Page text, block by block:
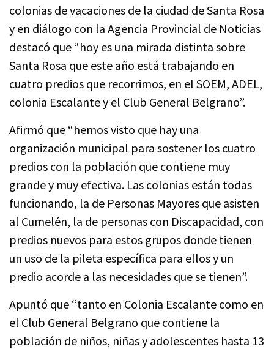
colonias de vacaciones de la ciudad de Santa Rosa
y en diálogo con la Agencia Provincial de Noticias
destacó que “hoy es una mirada distinta sobre
Santa Rosa que este año está trabajando en
cuatro predios que recorrimos, en el SOEM, ADEL,
colonia Escalante y el Club General Belgrano”.
Afirmó que “hemos visto que hay una
organización municipal para sostener los cuatro
predios con la población que contiene muy
grande y muy efectiva. Las colonias están todas
funcionando, la de Personas Mayores que asisten
al Cumelén, la de personas con Discapacidad, con
predios nuevos para estos grupos donde tienen
un uso de la pileta específica para ellos y un
predio acorde a las necesidades que se tienen”.
Apuntó que “tanto en Colonia Escalante como en
el Club General Belgrano que contiene la
población de niños, niñas y adolescentes hasta 13